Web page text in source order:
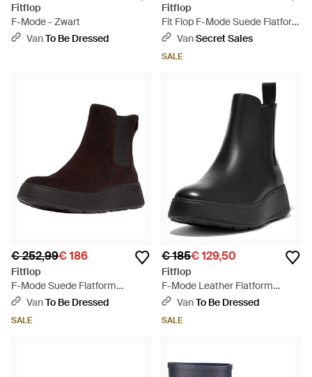
Fitflop
F-Mode - Zwart
VanTo Be Dressed
Fitflop
Fit Flop F-Mode Suede Flatform
Enkellaars Met Zijrits - Bruin
VanSecret Sales
SALE
€ 252,99€ 186
Fitflop
F-Mode Suede Flatform
Chelsea Boots - Zwart
VanTo Be Dressed
SALE
€ 185€ 129,50
Fitflop
F-Mode Leather Flatform
Chelsea Boots - Zwart
VanTo Be Dressed
SALE